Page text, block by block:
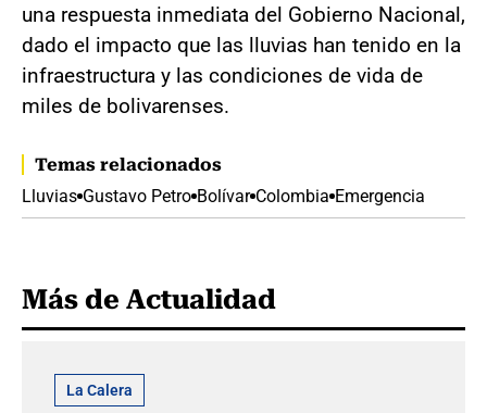
una respuesta inmediata del Gobierno Nacional,
dado el impacto que las lluvias han tenido en la
infraestructura y las condiciones de vida de
miles de bolivarenses.
Temas relacionados
Lluvias Gustavo Petro Bolívar Colombia Emergencia
Más de Actualidad
La Calera